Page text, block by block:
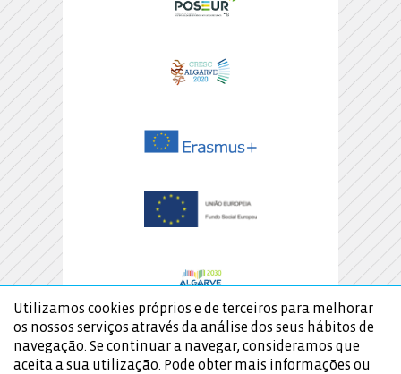
Utilizamos cookies próprios e de terceiros para melhorar
os nossos serviços através da análise dos seus hábitos de
navegação. Se continuar a navegar, consideramos que
aceita a sua utilização. Pode obter mais informações ou